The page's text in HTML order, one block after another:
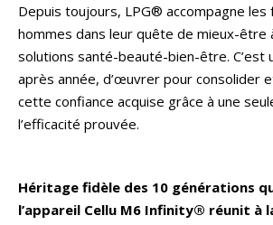
Depuis toujours, LPG® accompagne les
hommes dans leur quête de mieux-être
solutions santé-beauté-bien-être. C’est
après année, d’œuvrer pour consolider
cette confiance acquise grâce à une
l’efficacité prouvée.
Héritage fidèle des 10 générations
l’appareil Cellu M6 Infinity® réunit à